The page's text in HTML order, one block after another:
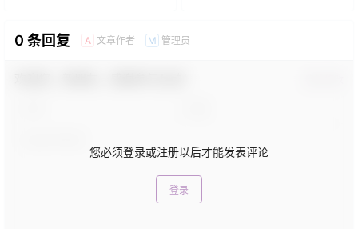
0 条回复 A 文章作者 M 管理员
您必须登录或注册以后才能发表评论
登录